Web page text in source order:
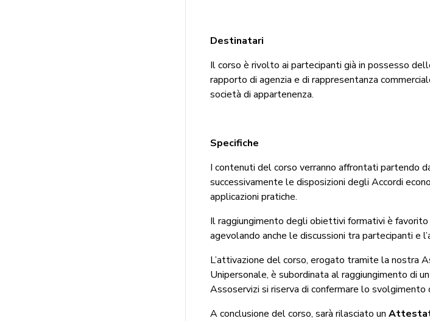
Destinatari
Il corso è rivolto ai partecipanti già in possesso
rapporto di agenzia e di rappresentanza
società di appartenenza.
Specifiche
I contenuti del corso verranno affrontati partendo
successivamente le disposizioni degli Accordi
applicazioni pratiche.
Il raggiungimento degli obiettivi formativi è
agevolando anche le discussioni tra partecipanti e
L’attivazione del corso, erogato tramite la nostra
Unipersonale, è subordinata al raggiungimento di
Assoservizi si riserva di confermare lo
A conclusione del corso, sarà rilasciato un